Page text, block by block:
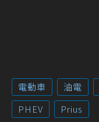
電動車 油電
PHEV
Prius